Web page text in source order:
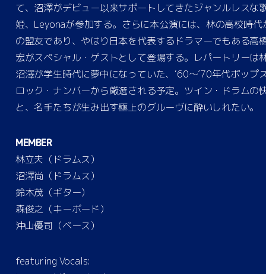
て、沼澤がデビュー以来サポートしてきたジャンルレスな
姫、Leyonaが参加する。さらに本公演には、林の高校時代
の盟友であり、やはり日本を代表するドラマーでもある高
宏がスペシャル・ゲストとして登場する。レパートリーは
沼澤が学生時代に夢中になっていた、‘60～’70年代ポップ
ロック・ナンバーから厳選される予定。ツイン・ドラムの
と、名手たちが生み出す極上のグルーヴに酔いしれたい。
MEMBER
林立夫（ドラムス）
沼澤尚（ドラムス）
鈴木茂（ギター）
森俊之（キーボード）
沖山優司（ベース）
featuring Vocals: